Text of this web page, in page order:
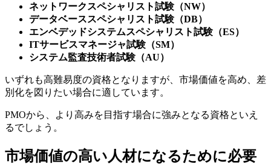
ネットワークスペシャリスト試験（NW）
データベーススペシャリスト試験（DB）
エンベデッドシステムスペシャリスト試験（ES）
ITサービスマネージャ試験（SM）
システム監査技術者試験（AU）
いずれも高難易度の資格となりますが、市場価値を高め、差
別化を図りたい場合に適しています。
PMOから、より高みを目指す場合に強みとなる資格といえ
るでしょう。
市場価値の高い人材になるために必要